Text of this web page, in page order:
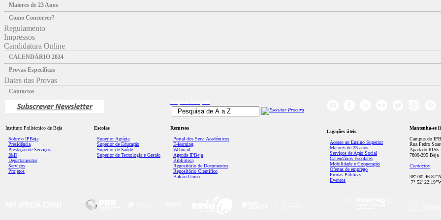
Maiores de 23 Anos
Como Concorrer?
Regulamento
Impressos
Candidatura Online
CALENDÁRIO 2024
Provas Específicas
Datas das Provas
Contactos
Instituto Politécnico de Beja
Sobre o IPBeja
Presidência
Prestação de Serviços
I&D
Departamentos
Serviços
Projetos
Escolas
Superior Agrária
Superior de Educação
Superior de Saúde
Superior de Tecnologia e Gestão
Recursos
Portal dos Serv. Académicos
E-learning
Webmail
Agenda IPBeja
Biblioteca
Repositório de Documentos
Repositório Científico
Balcão Único
Ligações úteis
Acesso ao Ensino Superior
Maiores de 23 anos
Serviços de Ação Social
Calendários Escolares
Mobilidade e Cooperação
Ofertas de emprego
Provas Públicas
Eventos
Mantenha-se
Campus do
Rua Pedro
Apartado 6155
7800-295 Beja
Contactos
38º 00' 46.87''N
7° 52'